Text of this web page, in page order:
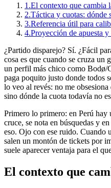
1.El contexto que cambia
2.Táctica y cuotas: dónde
3.Referencia útil para
4.Proyección de apuesta y
¿Partido disparejo? Sí. ¿Fácil
cosa es que cuando se cruza un
un perfil más chico como Bodø/
paga poquito justo donde todos
lo veo al revés: no me
sino dónde la cuota todavía no
Primero lo primero: en Perú hay
cruce, se nota en búsquedas y
eso. Ojo con ese ruido. Cuando
salen un montón de tickets por
suele aparecer ventaja para el
El contexto que